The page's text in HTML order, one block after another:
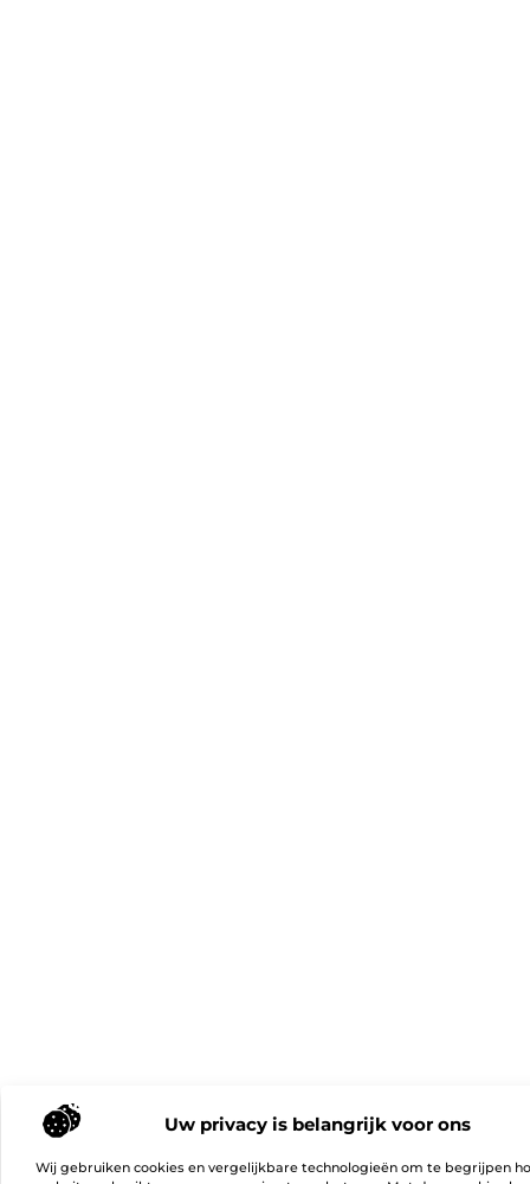
Uw privacy is belangrijk voor ons
Wij gebruiken cookies en vergelijkbare technologieën om te begrijpen